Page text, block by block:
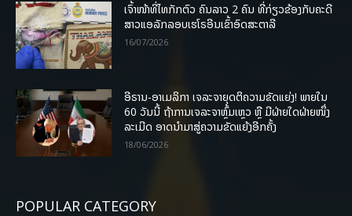
ເຈົ້າໜ້າທີ່ໄທກັກຕົວ ຄົນລາວ 2 ຄົນ ທີ່ກ່ຽວຂ້ອງກັບຄະດີ
ສາວແອລັກລອບເຮໂຣອີນເຂົ້າອົດສະຕາລີ
16/07/2026
ອີຣານ-ອາເມລິກາ ເຈລະຈາຍຸດຕິຄວາມຂັດແຍ່ງ! ພາຍໃນ
60 ວັນນີ້ ຖ້າການເຈລະຈາຫຼົ້ມເຫຼວ ຫຼື ມີຝ່າຍໃດຝ່າຍໜຶ່ງ
ລະເມີດ ອາດນໍາມາສູ່ຄວາມຂັດແຍ້ງອີກຄັ້ງ
18/06/2026
POPULAR CATEGORY